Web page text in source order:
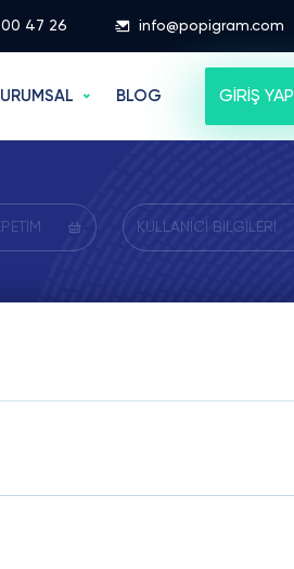
47 26 info@popigram.com
BLOG GİRİŞ YAP
KULLANICI BİLGİLERİ